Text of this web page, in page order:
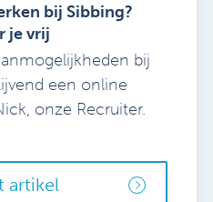
bij Sibbing?
je vrij
bij
een online
onze Recruiter.
artikel